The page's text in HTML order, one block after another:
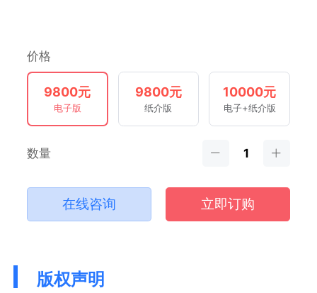
价格
9800元
电子版
9800元
纸介版
10000元
电子+纸介版
数量
在线咨询 立即订购
版权声明